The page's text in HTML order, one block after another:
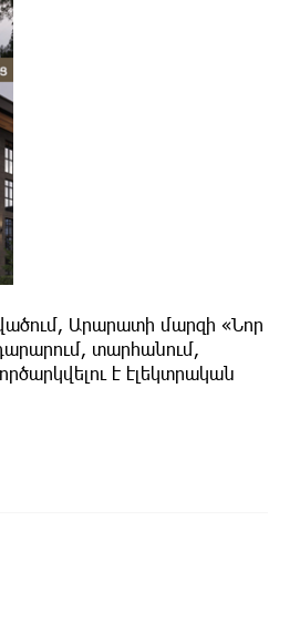
Արարատի մարզի «Նոր
տարհանում,
է էլեկտրական